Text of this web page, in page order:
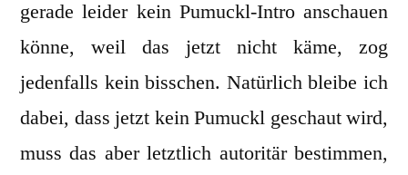
gerade leider kein Pumuckl-Intro anschauen
könne, weil das jetzt nicht käme, zog
jedenfalls kein bisschen. Natürlich bleibe ich
dabei, dass jetzt kein Pumuckl geschaut wird,
muss das aber letztlich autoritär bestimmen,